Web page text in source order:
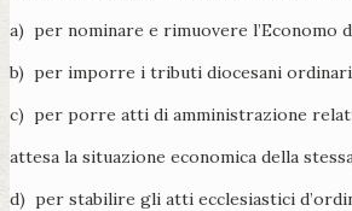
a) per nominare e rimuovere l’Economo
b) per imporre i tributi diocesani
c) per porre atti di amministrazione
attesa la situazione economica della
d) per stabilire gli atti ecclesiastici